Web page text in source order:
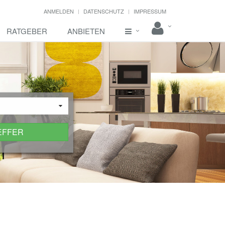
ANMELDEN DATENSCHUTZ IMPRESSUM
RATGEBER ANBIETEN